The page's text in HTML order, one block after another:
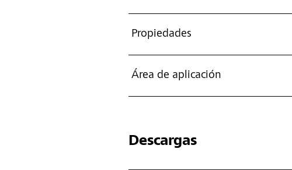
Propiedades
Área de aplicación
Descargas